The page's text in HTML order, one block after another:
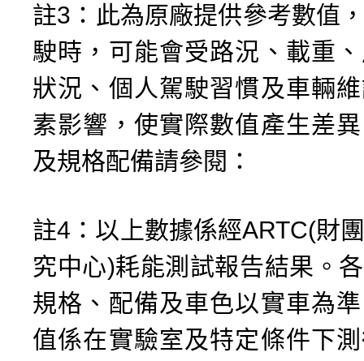
註3：此為原廠提供參考數值
駛時，可能會受路況、載重
狀況、個人駕駛習慣及車輛
素影響，使實際數值產生差
及規格配備請參閱：
註4：以上數據係經ARTC(財
究中心)耗能測試報告結果。
規格、配備及車色以實車為
值係在實驗室及特定條件下